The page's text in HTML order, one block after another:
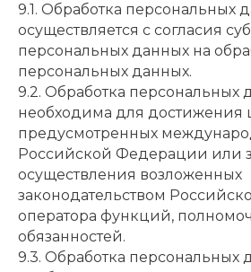
9.1. Обработка персональных
осуществляется с согласия
персональных данных на
персональных данных.
9.2. Обработка персональных
необходима для достижения
предусмотренных
Российской Федерации или
осуществления возложенных
законодательством
оператора функций,
обязанностей.
9.3. Обработка персональных